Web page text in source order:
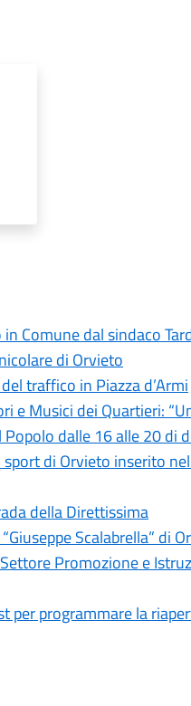
Comune dal sindaco
di Orvieto
traffico in Piazza d’Armi
e Musici dei Quartieri:
Popolo dalle 16 alle 20 di
di Orvieto inserito
della Direttissima
Scalabrella” di
Promozione e
per programmare la